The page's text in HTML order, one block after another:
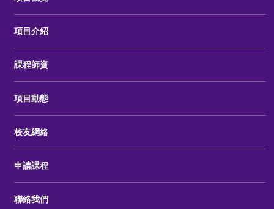
項目介紹
課程師資
項目動態
校友網絡
申請課程
聯絡我們